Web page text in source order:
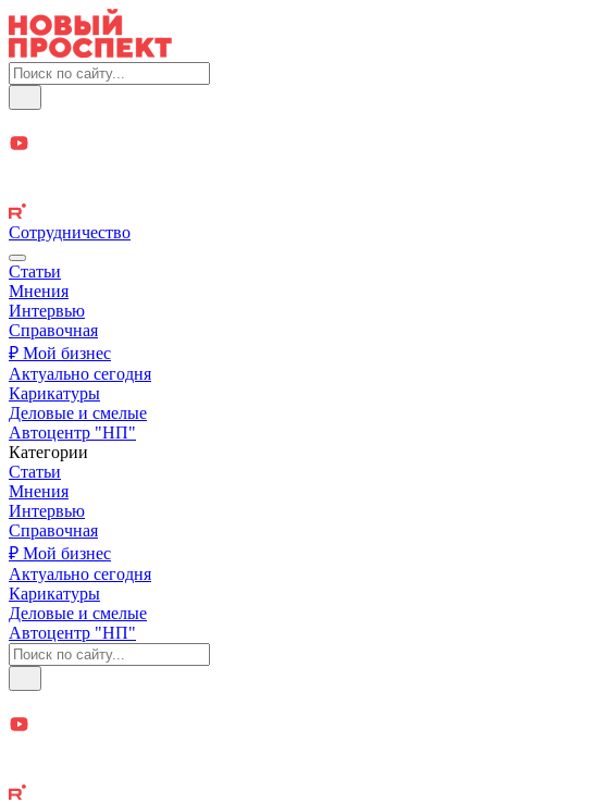
Сотрудничество
Статьи
Мнения
Интервью
Справочная
₽ Мой бизнес
Актуально сегодня
Карикатуры
Деловые и смелые
Автоцентр "НП"
Категории
Статьи
Мнения
Интервью
Справочная
₽ Мой бизнес
Актуально сегодня
Карикатуры
Деловые и смелые
Автоцентр "НП"